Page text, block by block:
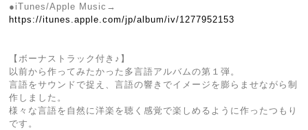
●iTunes/Apple Music→
https://itunes.apple.com/jp/album/iv/1277952153
【ボーナストラック付き♪】
以前から作ってみたかった多言語アルバムの第１弾。
言語をサウンドで捉え、言語の響きでイメージを膨らませながら制
作しました。
様々な言語を自然に洋楽を聴く感覚で楽しめるように作ったつもり
です。